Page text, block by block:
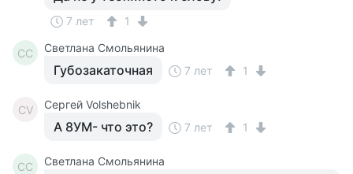
7 лет 1
СС Светлана Смольянина
Губозакаточная 7 лет 1
СV Сергей Volshebnik
А 8УМ- что это? 7 лет 1
СС Светлана Смольянина